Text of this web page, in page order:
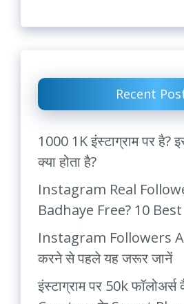
Recent
1000 1K इंस्टाग्राम पर है?
क्या होता है?
Instagram Real
Badhaye Free? 10
Instagram Followers
करने से पहले यह जरूर जानें
इंस्टाग्राम पर 50k